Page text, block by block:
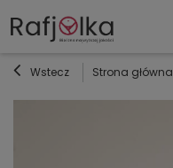
Wstecz Strona główna